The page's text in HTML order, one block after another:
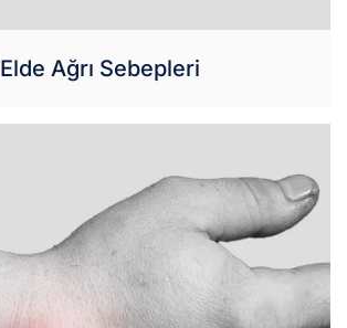
Elde Ağrı Sebepleri